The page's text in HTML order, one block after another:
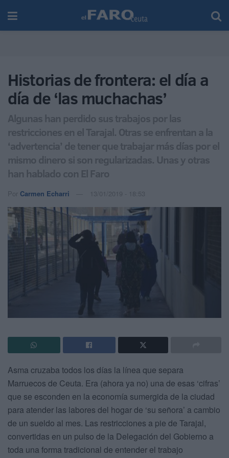
Historias de frontera: el día a
día de ‘las muchachas’
Algunas han perdido sus trabajos por las
restricciones en el Tarajal. Otras se enfrentan a la
‘advertencia’ de tener que trabajar más días por el
mismo dinero si son regularizadas. Unas y otras
han hablado con El Faro
Por Carmen Echarri 13/01/2019 - 18:53
Asma cruzaba todos los días la línea que separa
Marruecos de Ceuta. Era (ahora ya no) una de esas ‘cifras’
que se esconden en la economía sumergida de la ciudad
para atender las labores del hogar de ‘su señora’ a cambio
de un sueldo al mes. Las restricciones a pie de Tarajal,
convertidas en un pulso de la Delegación del Gobierno a
toda una forma tradicional de entender el trabajo